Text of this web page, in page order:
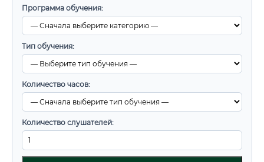
Программа обучения:
Тип обучения:
Количество часов:
Количество слушателей: